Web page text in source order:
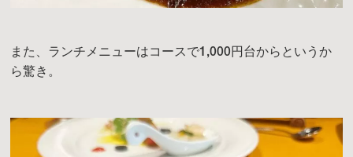
また、ランチメニューはコースで1,000円台からというか
ら驚き。